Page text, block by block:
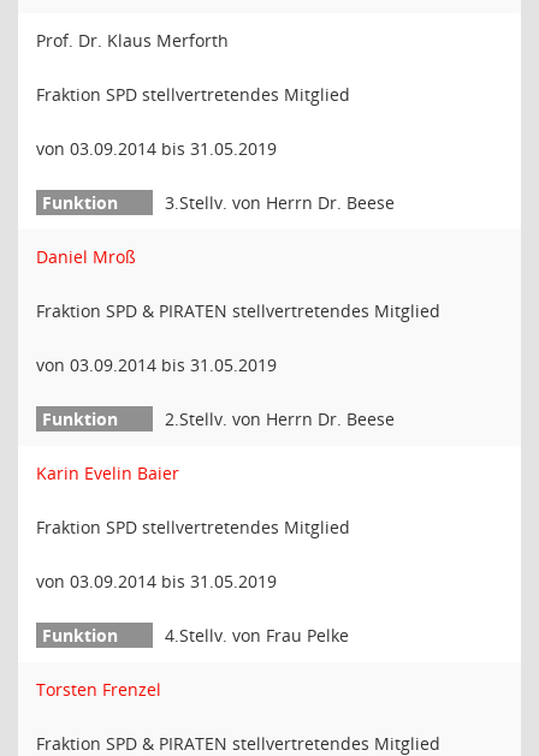
Prof. Dr. Klaus Merforth
Fraktion SPD stellvertretendes Mitglied
von 03.09.2014 bis 31.05.2019
3.Stellv. von Herrn Dr. Beese
Daniel Mroß
Fraktion SPD & PIRATEN stellvertretendes Mitglied
von 03.09.2014 bis 31.05.2019
2.Stellv. von Herrn Dr. Beese
Karin Evelin Baier
Fraktion SPD stellvertretendes Mitglied
von 03.09.2014 bis 31.05.2019
4.Stellv. von Frau Pelke
Torsten Frenzel
Fraktion SPD & PIRATEN stellvertretendes Mitglied